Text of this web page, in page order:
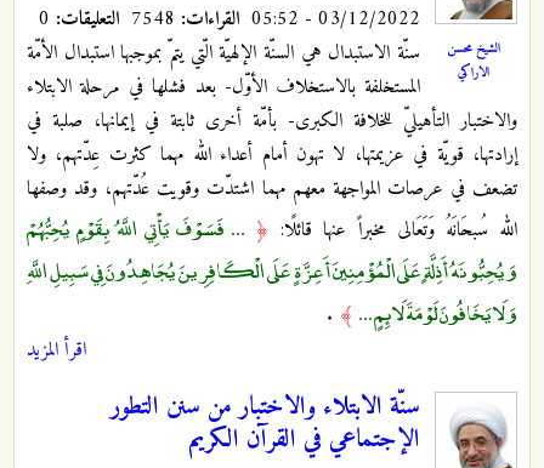
الشيخ محسن
الاراكي
03/12/2022 - 05:52 القراءات: التعليقات:
سنّة الاستبدال هي السنّة الإلهيّة الّتي يتمّ بموجبها استبدال الأمّة
المستخلفة بالاستخلاف الأوّل- بعد فشلها في مرحلة الابتلاء
والاختبار التأهيليّ للخلافة الكبرى- بأمّة أخرى ثابتة في إيمانها، صلبة في
إرادتها، قويّة في عزيمتها، لا تهون أمام أعداء الله مهما كثرت عِدّتهم، ولا
تضعف في عرصات المواجهة معهم مهما اشتدّت وقويت عُدّتهم، وقد وصفها
الله سُبحَانَهُ وَتَعَالى مخبراً عنها قائلًا: ﴿ ... فَسَوْفَ يَأْتِي اللَّهُ بِقَوْمٍ يُحِبُّهُمْ
وَيُحِبُّونَهُ أَذِلَّةٍ عَلَى الْمُؤْمِنِينَ أَعِزَّةٍ عَلَى الْكَافِرِينَ يُجَاهِدُونَ فِي سَبِيلِ اللَّهِ
وَلَا يَخَافُونَ لَوْمَةَ لَائِمٍ ... ﴾ .
اقرأ المزيد
سنّة الابتلاء والاختبار من سنن التطور
الإجتماعي في القرآن الكريم